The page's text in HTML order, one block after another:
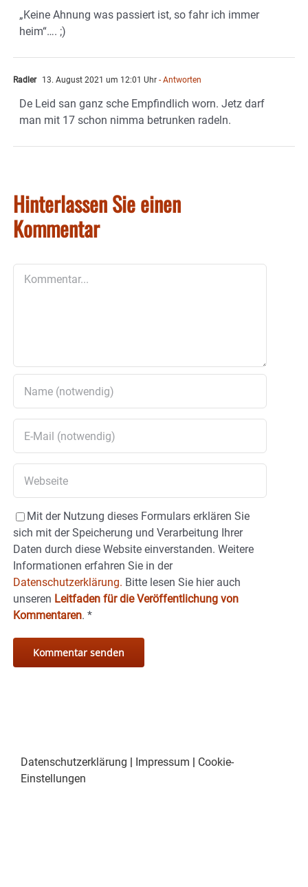
„Keine Ahnung was passiert ist, so fahr ich immer
heim“…. ;)
Radler 13. August 2021 um 12:01 Uhr - Antworten
De Leid san ganz sche Empfindlich worn. Jetz darf
man mit 17 schon nimma betrunken radeln.
Hinterlassen Sie einen
Kommentar
Mit der Nutzung dieses Formulars erklären Sie
sich mit der Speicherung und Verarbeitung Ihrer
Daten durch diese Website einverstanden. Weitere
Informationen erfahren Sie in der
Datenschutzerklärung. Bitte lesen Sie hier auch
unseren Leitfaden für die Veröffentlichung von
Kommentaren. *
Datenschutzerklärung Impressum
Cookie-
Einstellungen